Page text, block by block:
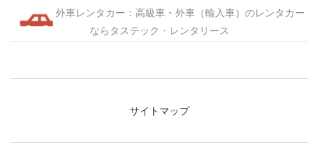
外車レンタカー：高級車・外車（輸入車）のレンタカー
ならタステック・レンタリース
サイトマップ